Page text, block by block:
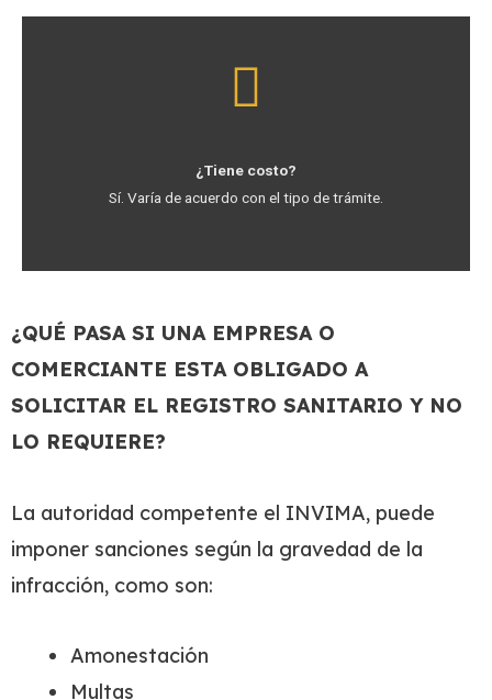
¿Tiene costo?
Sí. Varía de acuerdo con el tipo de trámite.
¿QUÉ PASA SI UNA EMPRESA O
COMERCIANTE ESTA OBLIGADO A
SOLICITAR EL REGISTRO SANITARIO Y NO
LO REQUIERE?
La autoridad competente el INVIMA, puede
imponer sanciones según la gravedad de la
infracción, como son:
Amonestación
Multas